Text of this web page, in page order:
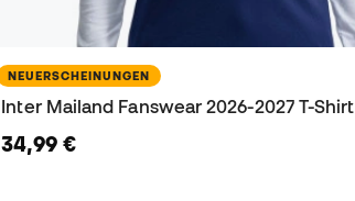
NEUERSCHEINUNGEN
Inter Mailand Fanswear 2026-2027 T-Shirt
34,99 €